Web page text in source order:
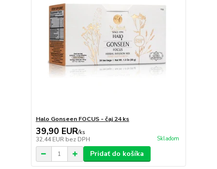
Halo Gonseen FOCUS - čaj 24 ks
39,90 EUR/ks
32,44 EUR bez DPH Skladom
Pridať do košíka